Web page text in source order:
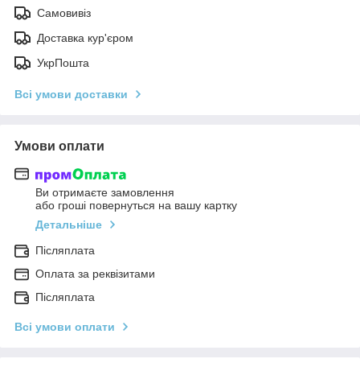
Самовивіз
Доставка кур'єром
УкрПошта
Всі умови доставки
Умови оплати
Ви отримаєте замовлення
або гроші повернуться на вашу картку
Детальніше
Післяплата
Оплата за реквізитами
Післяплата
Всі умови оплати